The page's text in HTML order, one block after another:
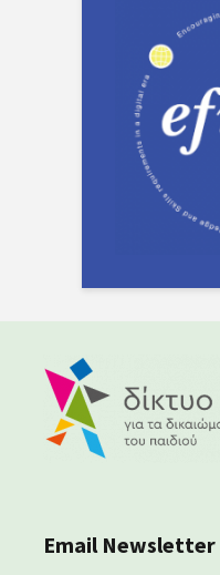
Email Newsletter